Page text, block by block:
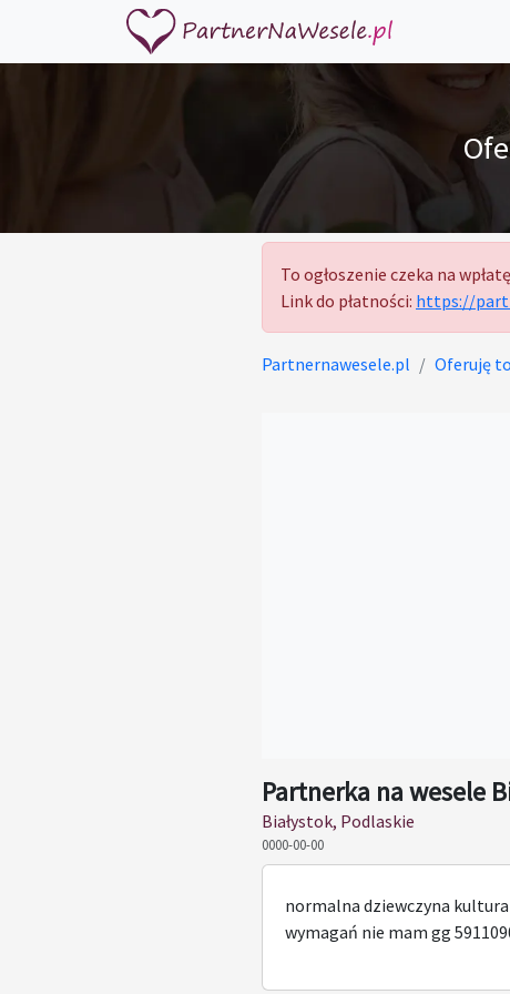
To ogłoszenie czeka na
Link do płatności: https://
Partnernawesele.pl Oferuję
Partnerka na wesele
Białystok, Podlaskie
0000-00-00
normalna dziewczyna
wymagań nie mam gg